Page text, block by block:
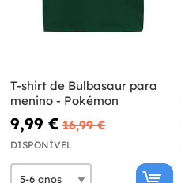
T-shirt de Bulbasaur para
menino - Pokémon
9,99 € 16,99 €
DISPONÍVEL